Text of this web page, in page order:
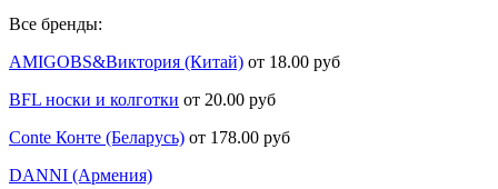
Все бренды:
AMIGOBS&Виктория (Китай) от 18.00 руб
BFL носки и колготки от 20.00 руб
Conte Конте (Беларусь) от 178.00 руб
DANNI (Армения)